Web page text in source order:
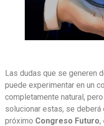
Las dudas que se generen
puede experimentar en un
completamente natural,
solucionar estas, se deberá
próximo Congreso Futuro,